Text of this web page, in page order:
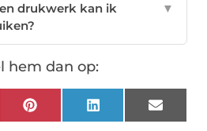
drukwerk kan ik
▼
hem dan op:
Pinterest LinkedIn Email